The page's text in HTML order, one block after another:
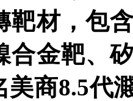
靶材，包
合金靶、
美商8.5代